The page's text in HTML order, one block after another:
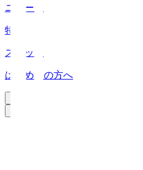
ニュース
特集
スタッツ
はじめての方へ